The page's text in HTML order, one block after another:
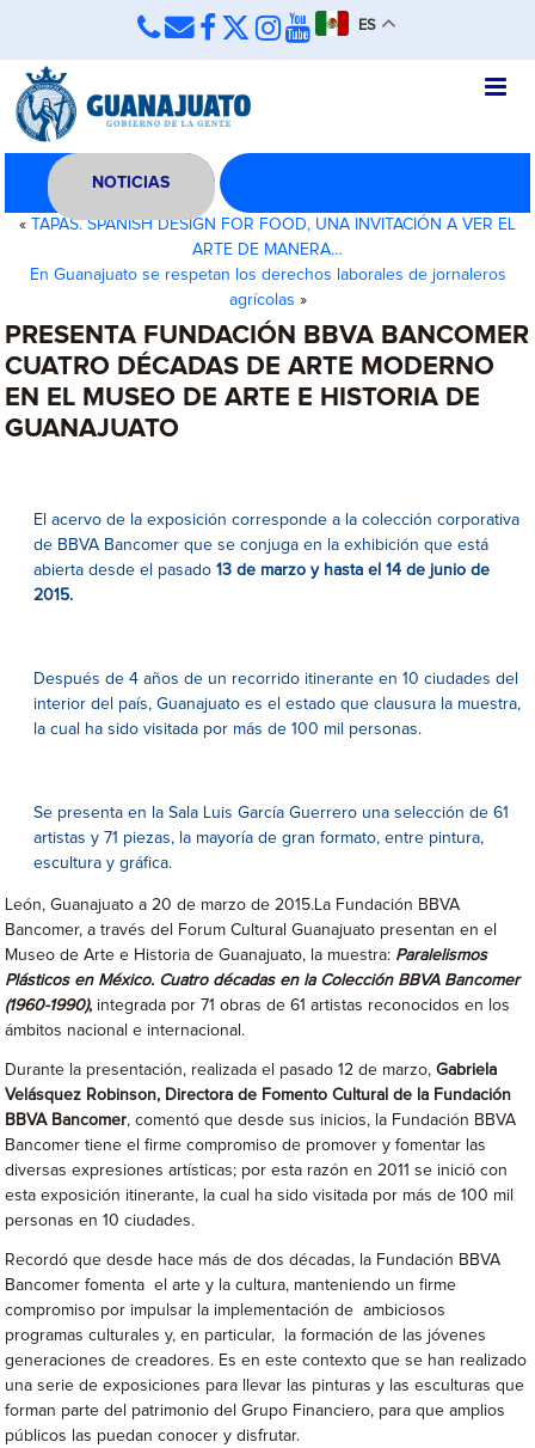
ES
NOTICIAS
«
TAPAS. SPANISH DESIGN FOR FOOD, UNA INVITACIÓN A VER EL
ARTE DE MANERA…
En Guanajuato se respetan los derechos laborales de jornaleros
agrícolas »
PRESENTA FUNDACIÓN BBVA BANCOMER
CUATRO DÉCADAS DE ARTE MODERNO
EN EL MUSEO DE ARTE E HISTORIA DE
GUANAJUATO
El acervo de la exposición corresponde a la colección corporativa
de BBVA Bancomer que se conjuga en la exhibición que está
abierta desde el pasado13 de marzo y hasta el 14 de junio de
2015.
Después de 4 años de un recorrido itinerante en 10 ciudades del
interior del país, Guanajuato es el estado que clausura la muestra,
la cual ha sido visitada por más de 100 mil personas.
Se presenta en la Sala Luis García Guerrero una selección de 61
artistas y 71 piezas, la mayoría de gran formato, entre pintura,
escultura y gráfica.
León, Guanajuato a 20 de marzo de 2015.La Fundación BBVA
Bancomer, a través del Forum Cultural Guanajuato presentan en el
Museo de Arte e Historia de Guanajuato, la muestra: Paralelismos
Plásticos en México. Cuatro décadas en la Colección BBVA Bancomer
(1960-1990), integrada por 71 obras de 61 artistas reconocidos en los
ámbitos nacional e internacional.
Durante la presentación, realizada el pasado 12 de marzo,Gabriela
Velásquez Robinson, Directora de Fomento Cultural de la Fundación
BBVA Bancomer, comentó que desde sus inicios, la Fundación BBVA
Bancomer tiene el firme compromiso de promover y fomentar las
diversas expresiones artísticas; por esta razón en 2011 se inició con
esta exposición itinerante, la cual ha sido visitada por más de 100 mil
personas en 10 ciudades.
Recordó que desde hace más de dos décadas, la Fundación BBVA
Bancomer fomenta el arte y la cultura, manteniendo un firme
compromiso por impulsar la implementación de ambiciosos
programas culturales y, en particular, la formación de las jóvenes
generaciones de creadores. Es en este contexto que se han realizado
una serie de exposiciones para llevar las pinturas y las esculturas que
forman parte del patrimonio del Grupo Financiero, para que amplios
públicos las puedan conocer y disfrutar.